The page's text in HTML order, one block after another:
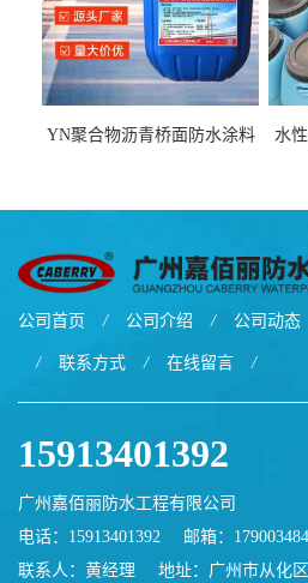
YN聚合物沥青桥面防水涂料
水
公司首页 / 公司介绍 / 公司动态
/ 联系方式 / 在线留言 /
15913401392
广州嘉佰丽防水工程有限公司
电话：15913401392
邮箱：
联系人：黄经理
地址：广州市从化